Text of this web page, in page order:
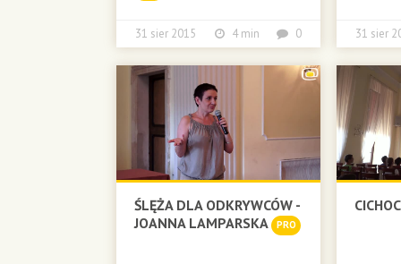
31 sier 2015 4 min 0 31 sier
ŚLĘŻA DLA ODKRYWCÓW -
JOANNA LAMPARSKA
PRO